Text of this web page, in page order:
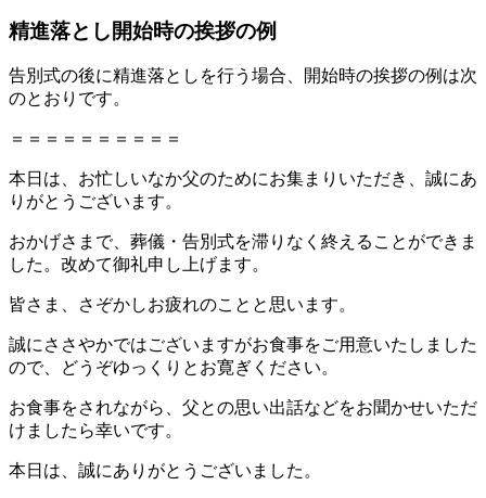
精進落とし開始時の挨拶の例
告別式の後に精進落としを行う場合、開始時の挨拶の例は次
のとおりです。
＝＝＝＝＝＝＝＝＝＝
本日は、お忙しいなか父のためにお集まりいただき、誠にあ
りがとうございます。
おかげさまで、葬儀・告別式を滞りなく終えることができま
した。改めて御礼申し上げます。
皆さま、さぞかしお疲れのことと思います。
誠にささやかではございますがお食事をご用意いたしました
ので、どうぞゆっくりとお寛ぎください。
お食事をされながら、父との思い出話などをお聞かせいただ
けましたら幸いです。
本日は、誠にありがとうございました。